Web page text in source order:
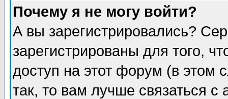
Почему я не могу войти?
А вы зарегистрировались?
зарегистрированы для того,
доступ на этот форум (в этом
так, то вам лучше связаться